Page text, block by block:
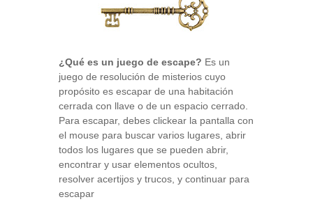
¿Qué es un juego de escape? Es un
juego de resolución de misterios cuyo
propósito es escapar de una habitación
cerrada con llave o de un espacio cerrado.
Para escapar, debes clickear la pantalla con
el mouse para buscar varios lugares, abrir
todos los lugares que se pueden abrir,
encontrar y usar elementos ocultos,
resolver acertijos y trucos, y continuar para
escapar